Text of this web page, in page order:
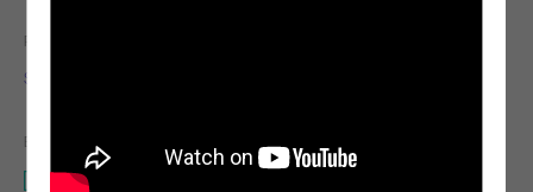
PROFESOR
Shari Berkowitz
EQUIPO NECESARIO
Silla Wunda